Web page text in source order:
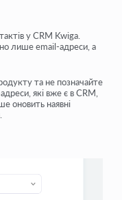
уCRM Kwiga
лише email-адреси, а
та не позначайте
адреси, які вже є в CRM,
оновить наявні